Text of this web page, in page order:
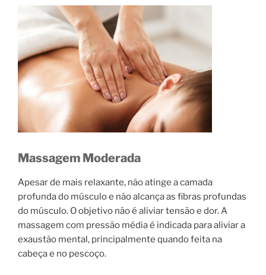
Massagem Moderada
Apesar de mais relaxante, não atinge a camada
profunda do músculo e não alcança as fibras profundas
do músculo. O objetivo não é aliviar tensão e dor. A
massagem com pressão média é indicada para aliviar a
exaustão mental, principalmente quando feita na
cabeça e no pescoço.